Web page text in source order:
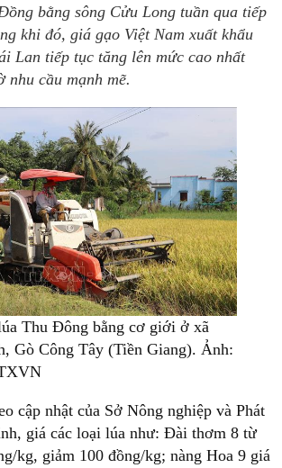
bằng sông Cửu Long tuần qua tiếp
khi đó, giá gạo Việt Nam xuất khẩu
Lan tiếp tục tăng lên mức cao nhất
nhu cầu mạnh mẽ.
Thu Đông bằng cơ giới ở xã
Gò Công Tây (Tiền Giang). Ảnh:
cập nhật của Sở Nông nghiệp và Phát
giá các loại lúa như: Đài thơm 8 từ
kg, giảm 100 đồng/kg; nàng Hoa 9 giá